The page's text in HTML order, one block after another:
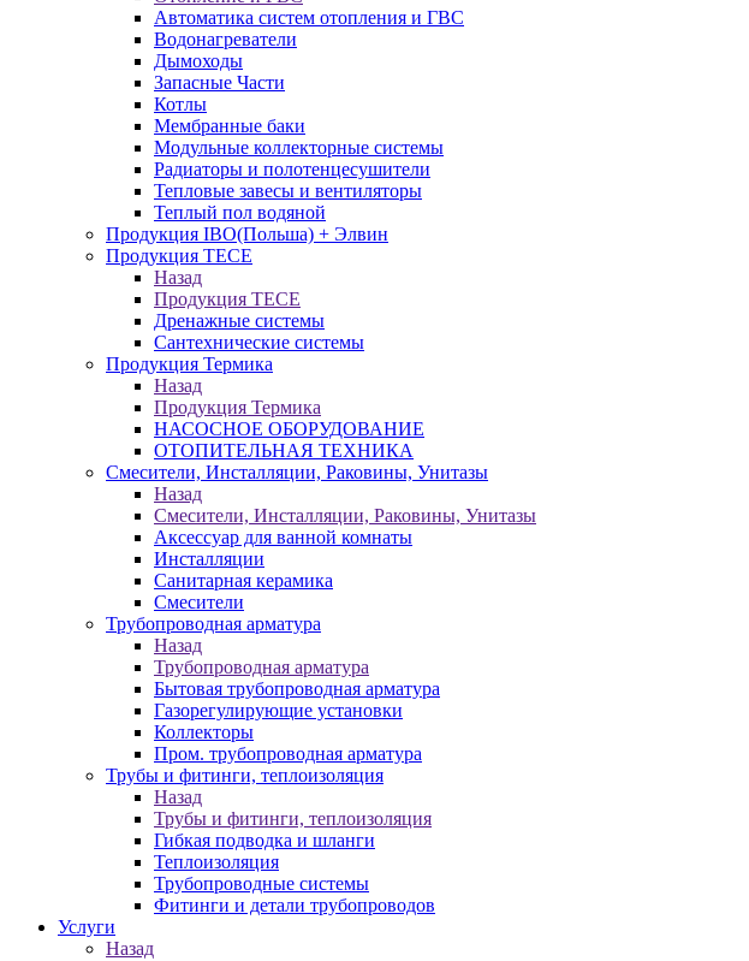
Автоматика систем отопления и ГВС
Водонагреватели
Дымоходы
Запасные Части
Котлы
Мембранные баки
Модульные коллекторные системы
Радиаторы и полотенцесушители
Тепловые завесы и вентиляторы
Теплый пол водяной
Продукция IBO(Польша) + Элвин
Продукция TECE
Назад
Продукция TECE
Дренажные системы
Сантехнические системы
Продукция Термика
Назад
Продукция Термика
НАСОСНОЕ ОБОРУДОВАНИЕ
ОТОПИТЕЛЬНАЯ ТЕХНИКА
Смесители, Инсталляции, Раковины, Унитазы
Назад
Смесители, Инсталляции, Раковины, Унитазы
Аксессуар для ванной комнаты
Инсталляции
Санитарная керамика
Смесители
Трубопроводная арматура
Назад
Трубопроводная арматура
Бытовая трубопроводная арматура
Газорегулирующие установки
Коллекторы
Пром. трубопроводная арматура
Трубы и фитинги, теплоизоляция
Назад
Трубы и фитинги, теплоизоляция
Гибкая подводка и шланги
Теплоизоляция
Трубопроводные системы
Фитинги и детали трубопроводов
Услуги
Назад